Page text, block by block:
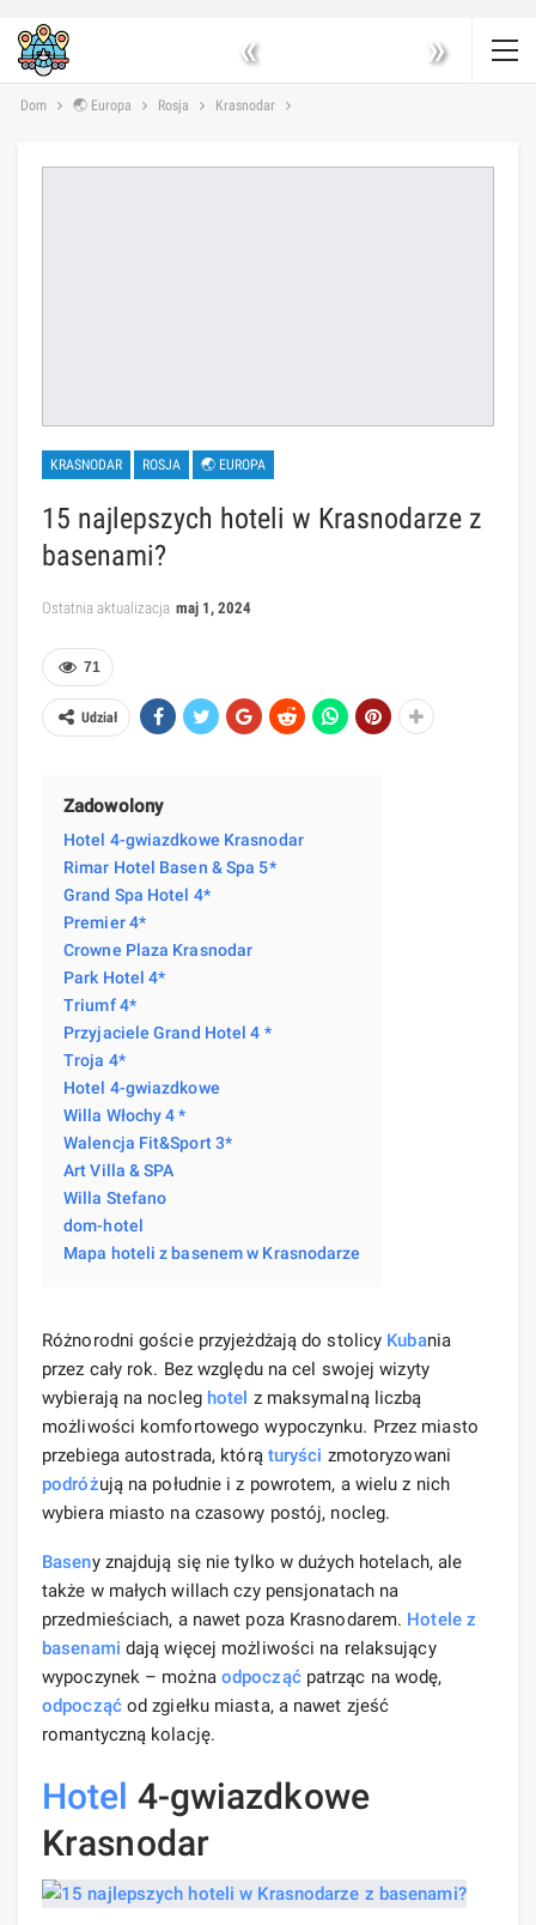
« »
Dom 🌏 Europa Rosja Krasnodar
KRASNODAR ROSJA 🌏 EUROPA
15 najlepszych hoteli w Krasnodarze z
basenami?
Ostatnia aktualizacja maj 1, 2024
71
Udział
Zadowolony
Hotel 4-gwiazdkowe Krasnodar
Rimar Hotel Basen & Spa 5*
Grand Spa Hotel 4*
Premier 4*
Crowne Plaza Krasnodar
Park Hotel 4*
Triumf 4*
Przyjaciele Grand Hotel 4 *
Troja 4*
Hotel 4-gwiazdkowe
Willa Włochy 4 *
Walencja Fit&Sport 3*
Art Villa & SPA
Willa Stefano
dom-hotel
Mapa hoteli z basenem w Krasnodarze
Różnorodni goście przyjeżdżają do stolicy Kubania
przez cały rok. Bez względu na cel swojej wizyty
wybierają na nocleg hotel z maksymalną liczbą
możliwości komfortowego wypoczynku. Przez miasto
przebiega autostrada, którą turyści zmotoryzowani
podróżują na południe i z powrotem, a wielu z nich
wybiera miasto na czasowy postój, nocleg.
Baseny znajdują się nie tylko w dużych hotelach, ale
także w małych willach czy pensjonatach na
przedmieściach, a nawet poza Krasnodarem. Hotele z
basenami dają więcej możliwości na relaksujący
wypoczynek – można odpocząćpatrząc na wodę,
odpocząćod zgiełku miasta, a nawet zjeść
romantyczną kolację.
Hotel 4-gwiazdkowe
Krasnodar